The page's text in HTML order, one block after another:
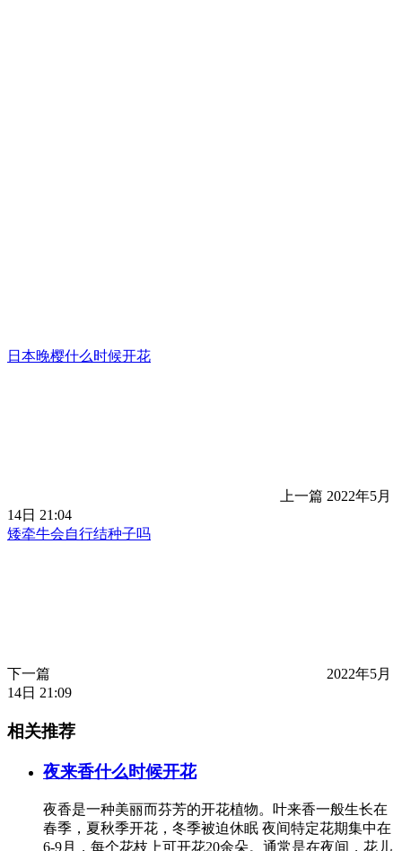
日本晚樱什么时候开花
上一篇 2022年5月
14日 21:04
矮牵牛会自行结种子吗
下一篇
2022年5月
14日 21:09
相关推荐
夜来香什么时候开花
夜香是一种美丽而芬芳的开花植物。叶来香一般生长在
春季，夏秋季开花，冬季被迫休眠 夜间特定花期集中在
6-9月，每个花枝上可开花20余朵。通常是在夜间，花儿